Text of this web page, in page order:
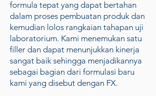
formula tepat yang dapat bertahan
dalam proses pembuatan produk dan
kemudian lolos rangkaian tahapan uji
laboratorium. Kami menemukan satu
filler dan dapat menunjukkan kinerja
sangat baik sehingga menjadikannya
sebagai bagian dari formulasi baru
kami yang disebut dengan FX.